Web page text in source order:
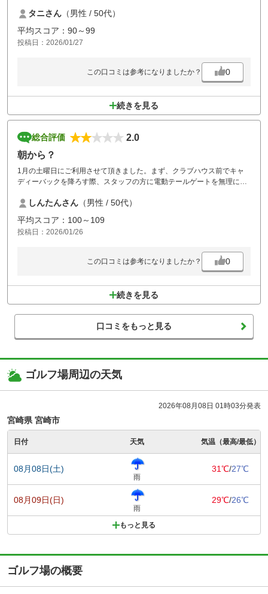
タニさん （男性 / 50代）
平均スコア：90～99
投稿日：2026/01/27
この口コミは参考になりましたか？ 0
続きを見る
総合評価
2.0
朝から？
1月の土曜日にご利用させて頂きました。まず、クラブハウス前でキャ
ディーバックを降ろす際、スタッフの方に電動テールゲートを無理に開
で、スタッフの方へ指導をお願い致します。INからスタートでしたが早
速15分程遅れてスタート、極め付けは、OUTの7番で前に6組待ち！、あ
り得ない感じ。約1時間待ち寒かったので体も冷えて、スコアも崩壊で
した。
しんたんさん （男性 / 50代）
平均スコア：100～109
投稿日：2026/01/26
この口コミは参考になりましたか？ 0
続きを見る
口コミをもっと見る
ゴルフ場周辺の天気
2026年08月08日 01時03分発表
宮崎県 宮崎市
日付 天気 気温（最高/最低）
08月08日(土)
雨
31℃/27℃
08月09日(日)
雨
29℃/26℃
もっと見る
ゴルフ場の概要